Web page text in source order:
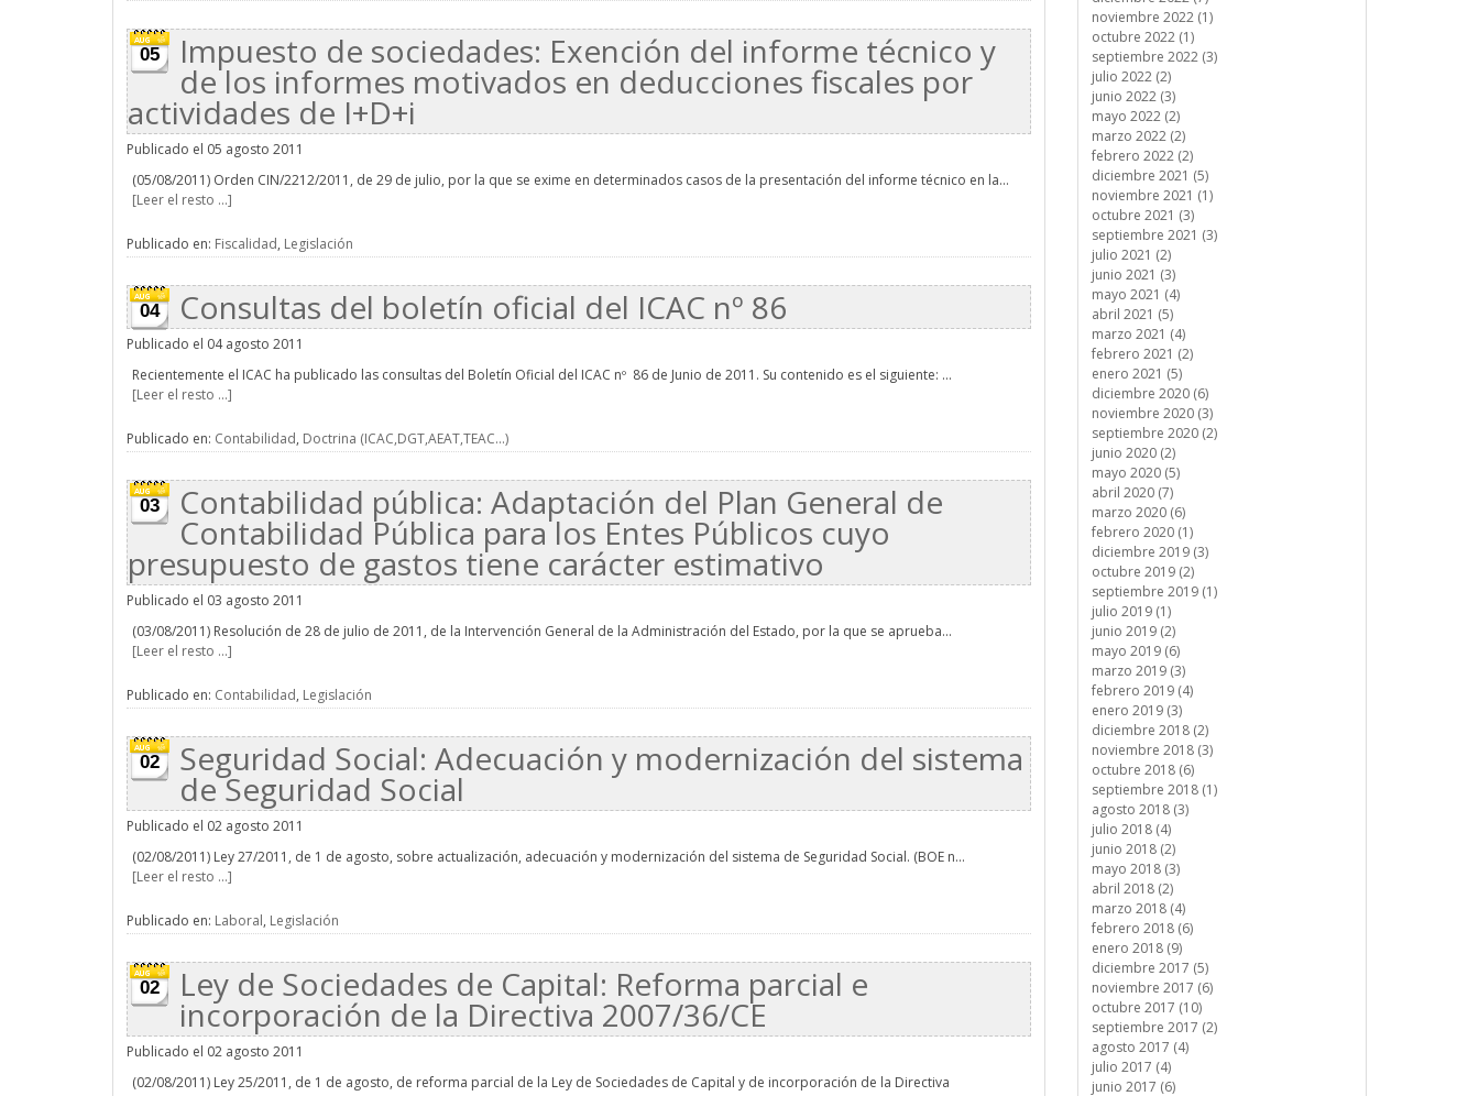
05 Impuesto de sociedades: Exención del informe técnico y
de los informes motivados en deducciones fiscales por
actividades de I+D+i
Publicado el 05 agosto 2011
(05/08/2011) Orden CIN/2212/2011, de 29 de julio, por la que se exime en determinados casos de la presentación del informe técnico en la...
[Leer el resto ...]
Publicado en: Fiscalidad, Legislación
04 Consultas del boletín oficial del ICAC nº 86
Publicado el 04 agosto 2011
Recientemente el ICAC ha publicado las consultas del Boletín Oficial del ICAC nº 86 de Junio de 2011. Su contenido es el siguiente: ...
[Leer el resto ...]
Publicado en: Contabilidad, Doctrina (ICAC,DGT,AEAT,TEAC...)
03 Contabilidad pública: Adaptación del Plan General de
Contabilidad Pública para los Entes Públicos cuyo
presupuesto de gastos tiene carácter estimativo
Publicado el 03 agosto 2011
(03/08/2011) Resolución de 28 de julio de 2011, de la Intervención General de la Administración del Estado, por la que se aprueba...
[Leer el resto ...]
Publicado en: Contabilidad, Legislación
02 Seguridad Social: Adecuación y modernización del sistema
de Seguridad Social
Publicado el 02 agosto 2011
(02/08/2011) Ley 27/2011, de 1 de agosto, sobre actualización, adecuación y modernización del sistema de Seguridad Social. (BOE n...
[Leer el resto ...]
Publicado en: Laboral, Legislación
02 Ley de Sociedades de Capital: Reforma parcial e
incorporación de la Directiva 2007/36/CE
Publicado el 02 agosto 2011
(02/08/2011) Ley 25/2011, de 1 de agosto, de reforma parcial de la Ley de Sociedades de Capital y de incorporación de la Directiva
noviembre 2022 (1)
octubre 2022 (1)
septiembre 2022 (3)
julio 2022 (2)
junio 2022 (3)
mayo 2022 (2)
marzo 2022 (2)
febrero 2022 (2)
diciembre 2021 (5)
noviembre 2021 (1)
octubre 2021 (3)
septiembre 2021 (3)
julio 2021 (2)
junio 2021 (3)
mayo 2021 (4)
abril 2021 (5)
marzo 2021 (4)
febrero 2021 (2)
enero 2021 (5)
diciembre 2020 (6)
noviembre 2020 (3)
septiembre 2020 (2)
junio 2020 (2)
mayo 2020 (5)
abril 2020 (7)
marzo 2020 (6)
febrero 2020 (1)
diciembre 2019 (3)
octubre 2019 (2)
septiembre 2019 (1)
julio 2019 (1)
junio 2019 (2)
mayo 2019 (6)
marzo 2019 (3)
febrero 2019 (4)
enero 2019 (3)
diciembre 2018 (2)
noviembre 2018 (3)
octubre 2018 (6)
septiembre 2018 (1)
agosto 2018 (3)
julio 2018 (4)
junio 2018 (2)
mayo 2018 (3)
abril 2018 (2)
marzo 2018 (4)
febrero 2018 (6)
enero 2018 (9)
diciembre 2017 (5)
noviembre 2017 (6)
octubre 2017 (10)
septiembre 2017 (2)
agosto 2017 (4)
julio 2017 (4)
junio 2017 (6)